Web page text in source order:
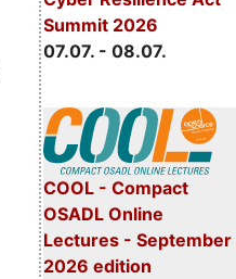
Summit 2026
07.07. - 08.07.
COOL - Compact
OSADL Online
Lectures - September
2026 edition